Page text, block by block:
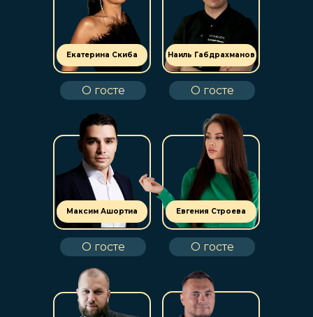
Екатерина Скиба
О госте
Наиль Габдрахманов
О госте
Максим Ашортиа
О госте
Евгения Строева
О госте